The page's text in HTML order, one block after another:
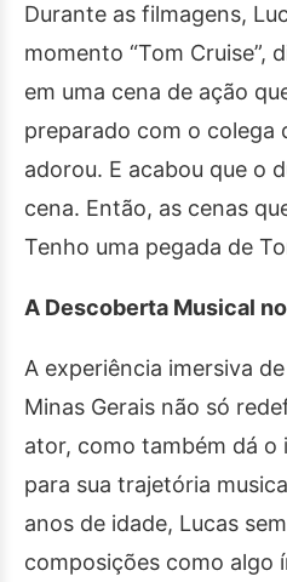
Durante as filmagens,
momento “Tom Cruise”,
em uma cena de ação
preparado com o colega
adorou. E acabou que o
cena. Então, as cenas
Tenho uma pegada de
A Descoberta Musical
A experiência imersiva
Minas Gerais não só
ator, como também dá o
para sua trajetória
anos de idade, Lucas
composições como algo